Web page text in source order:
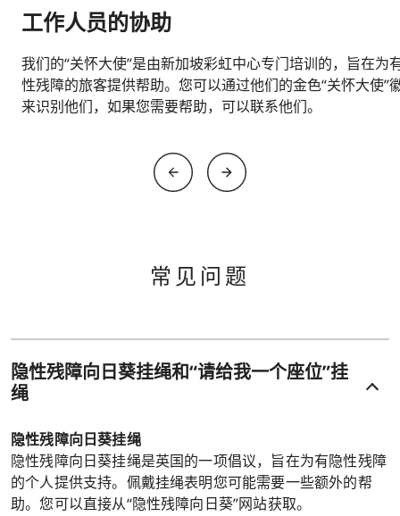
工作人员的协助
我们的“关怀大使”是由新加坡彩虹中心专门培训的，旨在为
性残障的旅客提供帮助。您可以通过他们的金色“关怀大使”
来识别他们，如果您需要帮助，可以联系他们。
常见问题
隐性残障向日葵挂绳和“请给我一个座位”挂
绳
隐性残障向日葵挂绳
隐性残障向日葵挂绳是英国的一项倡议，旨在为有隐性残障
的个人提供支持。佩戴挂绳表明您可能需要一些额外的帮
助。您可以直接从“隐性残障向日葵”网站获取。